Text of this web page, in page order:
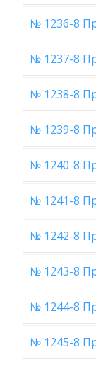
№ 1236-8
№ 1237-8
№ 1238-8
№ 1239-8
№ 1240-8
№ 1241-8
№ 1242-8
№ 1243-8
№ 1244-8
№ 1245-8